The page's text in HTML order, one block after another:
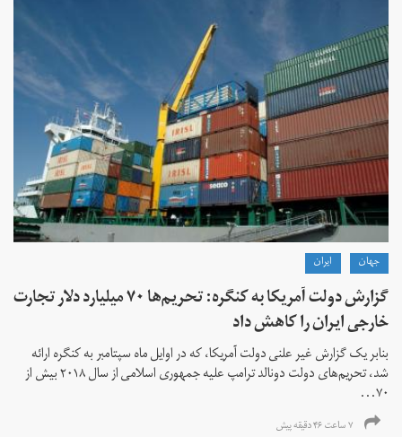
جهان ايران
گزارش دولت آمریکا به کنگره: تحریم‌ها ۷۰ میلیارد دلار تجارت
خارجی ایران را کاهش داد
بنابر یک گزارش غیر علنی دولت آمریکا، که در اوایل ماه سپتامبر به کنگره ارائه
شد، تحریم‌های دولت دونالد ترامپ علیه جمهوری اسلامی از سال ۲۰۱۸ بیش از
۷۰...
۷ ساعت ۴۶ دقیقه پیش